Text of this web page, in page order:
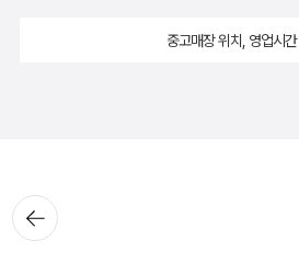
뒤로가
기
중고매장 위치, 영업시